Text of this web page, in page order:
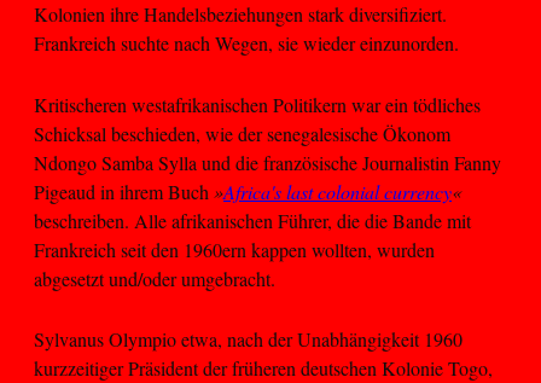
Kolonien ihre Handelsbeziehungen stark diversifiziert.
Frankreich suchte nach Wegen, sie wieder einzunorden.
Kritischeren westafrikanischen Politikern war ein tödliches
Schicksal beschieden, wie der senegalesische Ökonom
Ndongo Samba Sylla und die französische Journalistin Fanny
Pigeaud in ihrem Buch »Africa's last colonial currency«
beschreiben. Alle afrikanischen Führer, die die Bande mit
Frankreich seit den 1960ern kappen wollten, wurden
abgesetzt und/oder umgebracht.
Sylvanus Olympio etwa, nach der Unabhängigkeit 1960
kurzzeitiger Präsident der früheren deutschen Kolonie Togo,